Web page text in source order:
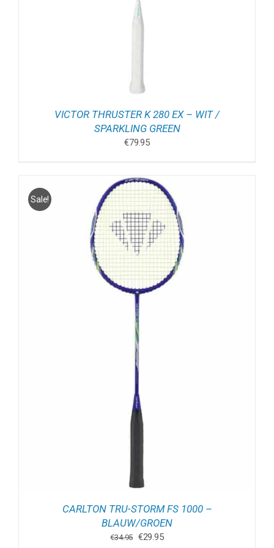
VICTOR THRUSTER K 280 EX – WIT /
SPARKLING GREEN
€79.95
Sale!
CARLTON TRU-STORM FS 1000 –
BLAUW/GROEN
€34.95 Oorspronkelijke
€29.95Huidige